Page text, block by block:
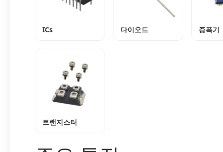
ICs 다이오드 증폭기
트랜지스터